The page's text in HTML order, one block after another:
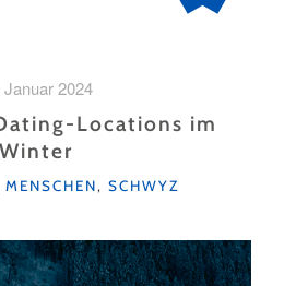
Januar 2024
Locations im
Winter
MENSCHEN, SCHWYZ